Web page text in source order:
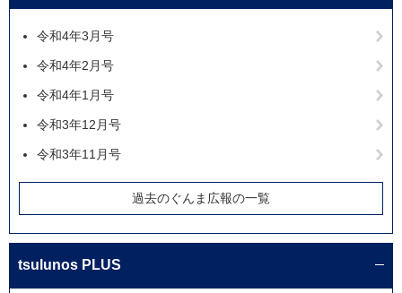
令和4年3月号
令和4年2月号
令和4年1月号
令和3年12月号
令和3年11月号
過去のぐんま広報の一覧
tsulunos PLUS